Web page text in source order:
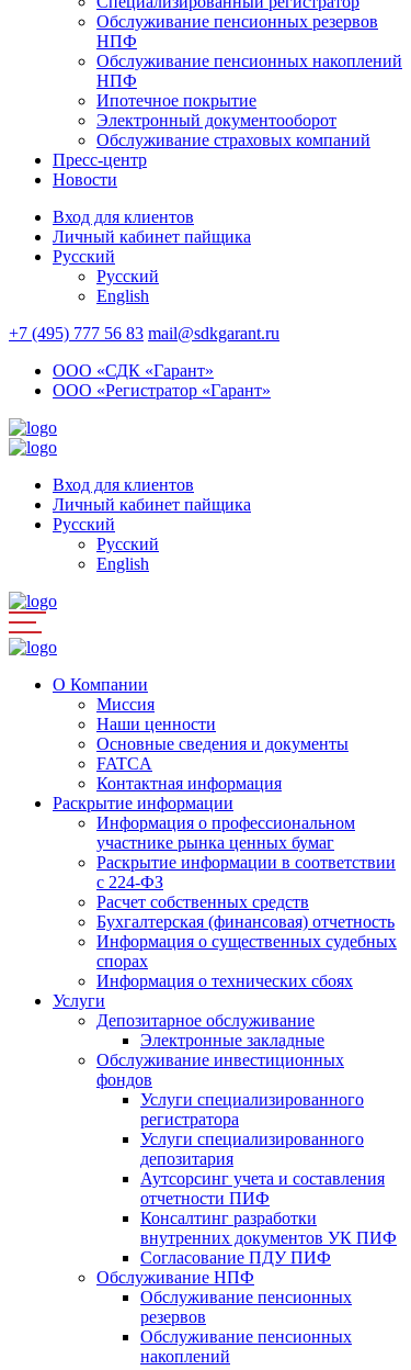
Обслуживание пенсионных резервов
НПФ
Обслуживание пенсионных накоплений
НПФ
Ипотечное покрытие
Электронный документооборот
Обслуживание страховых компаний
Пресс-центр
Новости
Вход для клиентов
Личный кабинет пайщика
Русский
Русский
English
+7 (495) 777 56 83 mail@sdkgarant.ru
ООО «СДК «Гарант»
ООО «Регистратор «Гарант»
Вход для клиентов
Личный кабинет пайщика
Русский
Русский
English
О Компании
Миссия
Наши ценности
Основные сведения и документы
FATCA
Контактная информация
Раскрытие информации
Информация о профессиональном
участнике рынка ценных бумаг
Раскрытие информации в соответствии
с 224-ФЗ
Расчет собственных средств
Бухгалтерская (финансовая) отчетность
Информация о существенных судебных
спорах
Информация о технических сбоях
Услуги
Депозитарное обслуживание
Электронные закладные
Обслуживание инвестиционных
фондов
Услуги специализированного
регистратора
Услуги специализированного
депозитария
Аутсорсинг учета и составления
отчетности ПИФ
Консалтинг разработки
внутренних документов УК ПИФ
Согласование ПДУ ПИФ
Обслуживание НПФ
Обслуживание пенсионных
резервов
Обслуживание пенсионных
накоплений